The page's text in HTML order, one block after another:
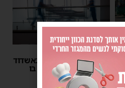
ליבו שב לפעום
אדם התמוטט בביתו באשדוד
– כוחות ההצלה ביצעו בו
פעולות החייאה
מנחם דויטש |
17:35